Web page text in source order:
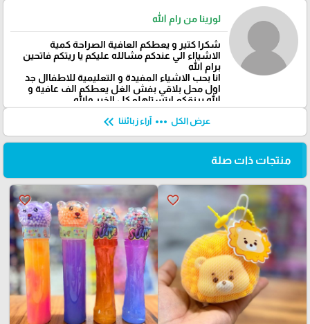
لورينا من رام الله
شكرا كتير و يعطكم العافية الصراحة كمية
الاشيااء الي عندكم مشالله عليكم يا ريتكم فاتحين
برام الله
انا بحب الاشياء المفيدة و التعليمية للاطفاال جد
اول محل بلاقي بفش الغل يعطكم الف عافية و
الله يرزقكم ابتستاهلو كل الخير والله
عرض الكل more_horiz آراء زبائننا keyboard_double_arrow_left
منتجات ذات صلة
favorite_border
favorite_border